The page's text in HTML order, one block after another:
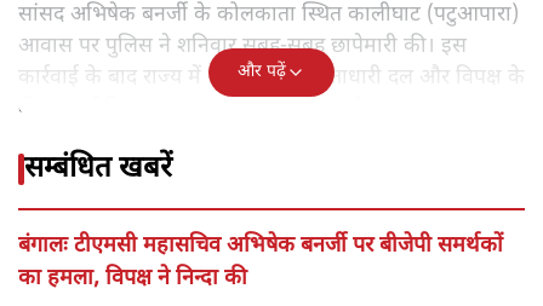
सांसद अभिषेक बनर्जी के कोलकाता स्थित कालीघाट (पटुआपारा)
आवास पर पुलिस ने शनिवार सुबह-सुबह छापेमारी की। इस
कार्रवाई के बाद राज्य में एक बार फिर सत्ताधारी दल और विपक्ष के
बीच राजनीतिक टकराव चरम पर पहुंच गया है।
और पढ़ें
सम्बंधित खबरें
बंगालः टीएमसी महासचिव अभिषेक बनर्जी पर बीजेपी समर्थकों
का हमला, विपक्ष ने निन्दा की